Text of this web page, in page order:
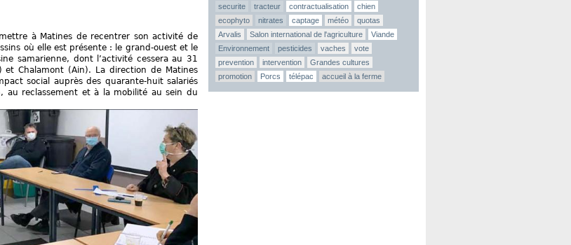
à Matines de recentrer son activité de
où elle est présente : le grand-ouest et le
samarienne, dont l’activité cessera au 31
et Chalamont (Ain). La direction de Matines
social auprès des quarante-huit salariés
au reclassement et à la mobilité au sein du
securite
tracteur contractualisation
chien
ecophyto
nitrates captage météo
quotas
Arvalis
Salon international de l'agriculture
Viande
Environnement
pesticides vaches
vote
prevention
intervention
Grandes cultures
promotion
Porcs télépac accueil à la ferme